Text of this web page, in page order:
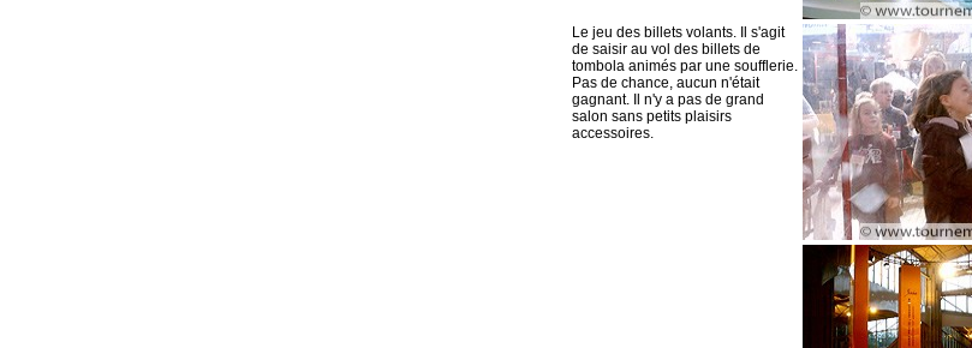
Le jeu des billets volants. Il s'agit
de saisir au vol des billets de
tombola animés par une soufflerie.
Pas de chance, aucun n'était
gagnant. Il n'y a pas de grand
salon sans petits plaisirs
accessoires.